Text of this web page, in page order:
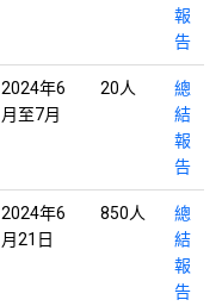
報
告
2024年6
月至7月
20人
總
結
報
告
2024年6
月21日
850人
總
結
報
告